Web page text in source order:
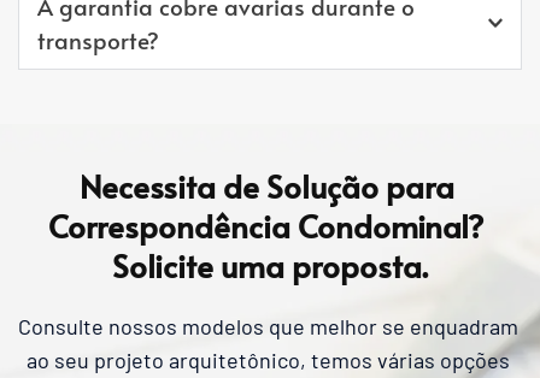
de galvanização, e pintura eletrostática.
confiança.
transporte?
as quais temos parcerias onde conseguimos os
menores preços nas cotações de transporte,
sendo incluso o seguro da mercadoria (dano no
Necessita de Solução para
Correspondência Condominal?
Solicite uma proposta.
Consulte nossos modelos que melhor se enquadram
ao seu projeto arquitetônico, temos várias opções